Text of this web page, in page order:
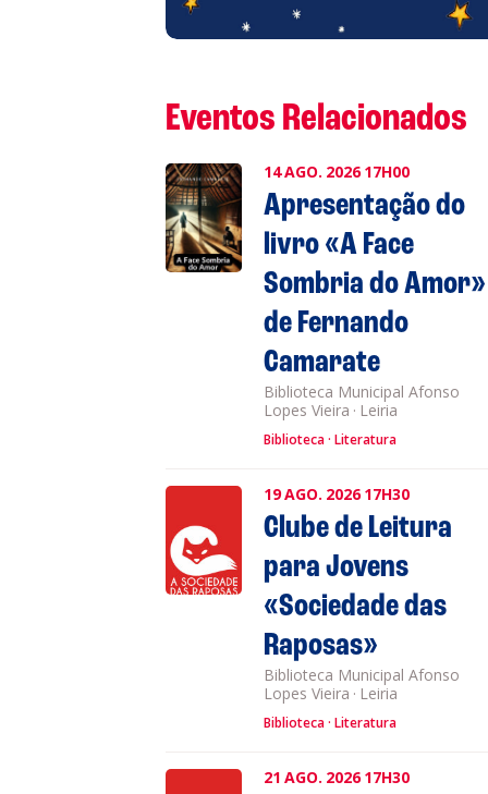
Eventos Relacionados
14AGO. 202617H00
Apresentação do
livro «A Face
Sombria do Amor»
de Fernando
Camarate
Biblioteca Municipal Afonso
Lopes Vieira · Leiria
Biblioteca Literatura
19AGO. 202617H30
Clube de Leitura
para Jovens
«Sociedade das
Raposas»
Biblioteca Municipal Afonso
Lopes Vieira · Leiria
Biblioteca Literatura
21 AGO. 202617H30